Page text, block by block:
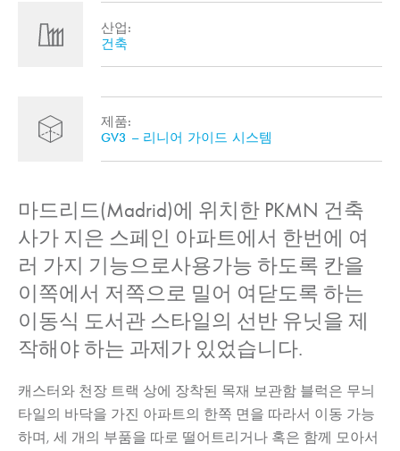
산업:
건축
제품:
GV3 – 리니어 가이드 시스템
마드리드(Madrid)에 위치한 PKMN 건축
사가 지은 스페인 아파트에서 한번에 여
러 가지 기능으로사용가능 하도록 칸을
이쪽에서 저쪽으로 밀어 여닫도록 하는
이동식 도서관 스타일의 선반 유닛을 제
작해야 하는 과제가 있었습니다.
캐스터와 천장 트랙 상에 장착된 목재 보관함 블럭은 무늬
타일의 바닥을 가진 아파트의 한쪽 면을 따라서 이동 가능
하며, 세 개의 부품을 따로 떨어트리거나 혹은 함께 모아서